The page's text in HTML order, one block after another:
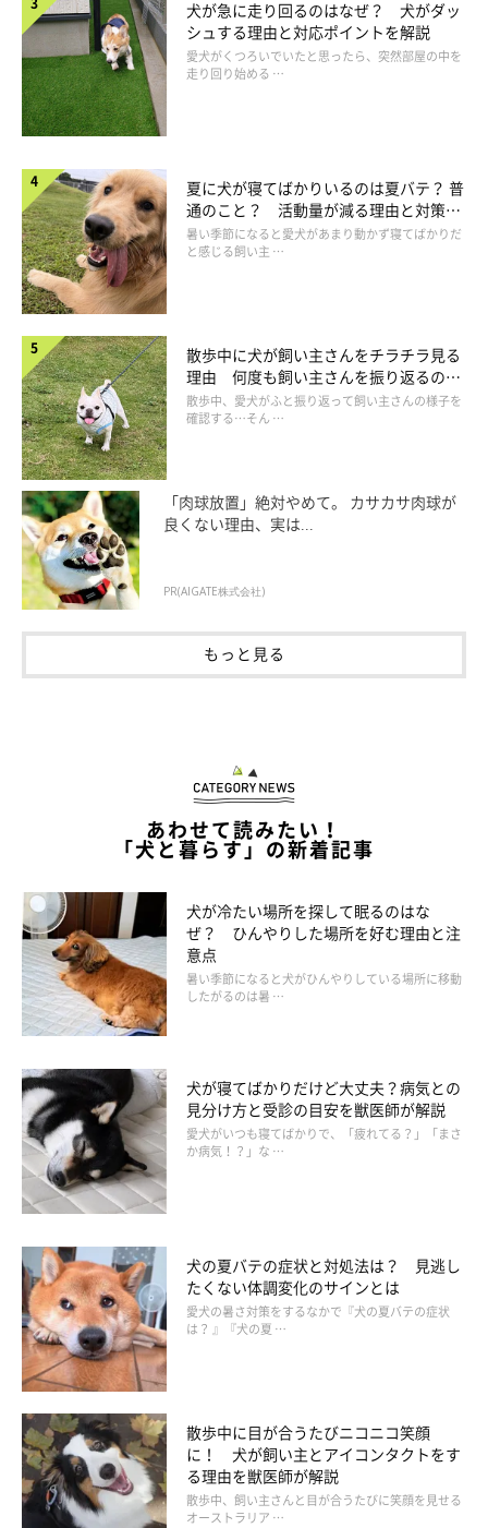
かけを心がけましょう。ほかの飼い主さんの状況や気分を推し量
ることができ、円滑なコミュニケーションのきっかけになりま
す。
5. ルールを守る
犬たちの安全のためにも、ドッグランごとに決められたルールを
事前に確認し、必ず守るようにしましょう。犬のサイズごとに区
画分けされているドッグランでは、必ず愛犬の該当する区画の利
注意してください。
ドッグランにありがちなお悩み
いぬのきもち投稿写真ギャラリー
ドッグランにありがちなお悩み事例と、その解決策についてご紹
介します。
お悩み例1. 「ほかの犬が苦手な愛犬。それでもドッグラ
ンに行ったほうがいい？」
犬が急に走り回るのはなぜ？ 犬がダッ
シュする理由と対応ポイントを解説
愛犬がくつろいでいたと思ったら、突然部屋の中を
走り回り始める …
夏に犬が寝てばかりいるのは夏バテ？ 普
通のこと？ 活動量が減る理由と対策と
は
暑い季節になると愛犬があまり動かず寝てばかりだ
と感じる飼い主 …
散歩中に犬が飼い主さんをチラチラ見る
理由 何度も飼い主さんを振り返るのは
なぜ？
散歩中、愛犬がふと振り返って飼い主さんの様子を
確認する…そん …
「肉球放置」絶対やめて。 カサカサ肉球が
良くない理由、実は...
PR(AIGATE株式会社)
もっと見る
あわせて読みたい！
「犬と暮らす」の新着記事
犬が冷たい場所を探して眠るのはな
ぜ？ ひんやりした場所を好む理由と注
意点
暑い季節になると犬がひんやりしている場所に移動
したがるのは暑 …
犬が寝てばかりだけど大丈夫？病気との
見分け方と受診の目安を獣医師が解説
愛犬がいつも寝てばかりで、「疲れてる？」「まさ
か病気！？」な …
犬の夏バテの症状と対処法は？ 見逃し
たくない体調変化のサインとは
愛犬の暑さ対策をするなかで『犬の夏バテの症状
は？ 』『犬の夏 …
散歩中に目が合うたびニコニコ笑顔
に！ 犬が飼い主とアイコンタクトをす
る理由を獣医師が解説
散歩中、飼い主さんと目が合うたびに笑顔を見せる
オーストラリア …